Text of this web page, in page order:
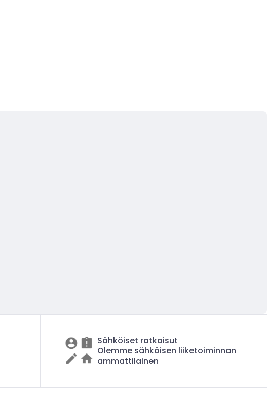
Sähköiset ratkaisut
Olemme sähköisen liiketoiminnan
ammattilainen